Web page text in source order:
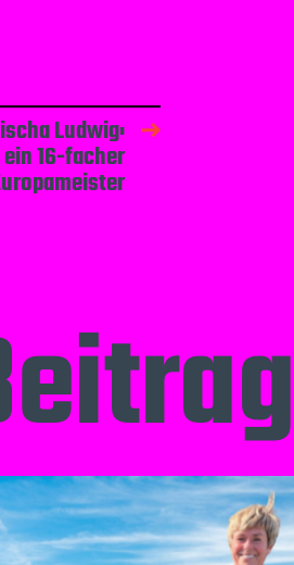
Ludwig:
16-facher